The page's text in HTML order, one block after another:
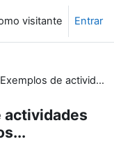
visitante Entrar
FÓRUM: Exemplos de actividades práticas e comentários...
actividades